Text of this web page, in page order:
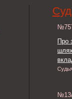
Про